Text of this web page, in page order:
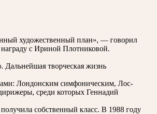
художественный план», — говорил
с Ириной Плотниковой.
творческая жизнь
Лондонским симфоническим, Лос-
среди которых Геннадий
собственный класс. В 1988 году